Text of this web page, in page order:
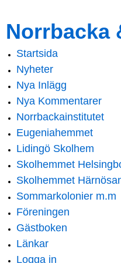
main
content
navigation
Norrbacka
Main menu
Startsida
Nyheter
Nya Inlägg
Nya Kommentarer
Norrbackainstitutet
Eugeniahemmet
Lidingö Skolhem
Skolhemmet
Skolhemmet
Sommarkolonier m.m
Föreningen
Gästboken
Länkar
Logga in